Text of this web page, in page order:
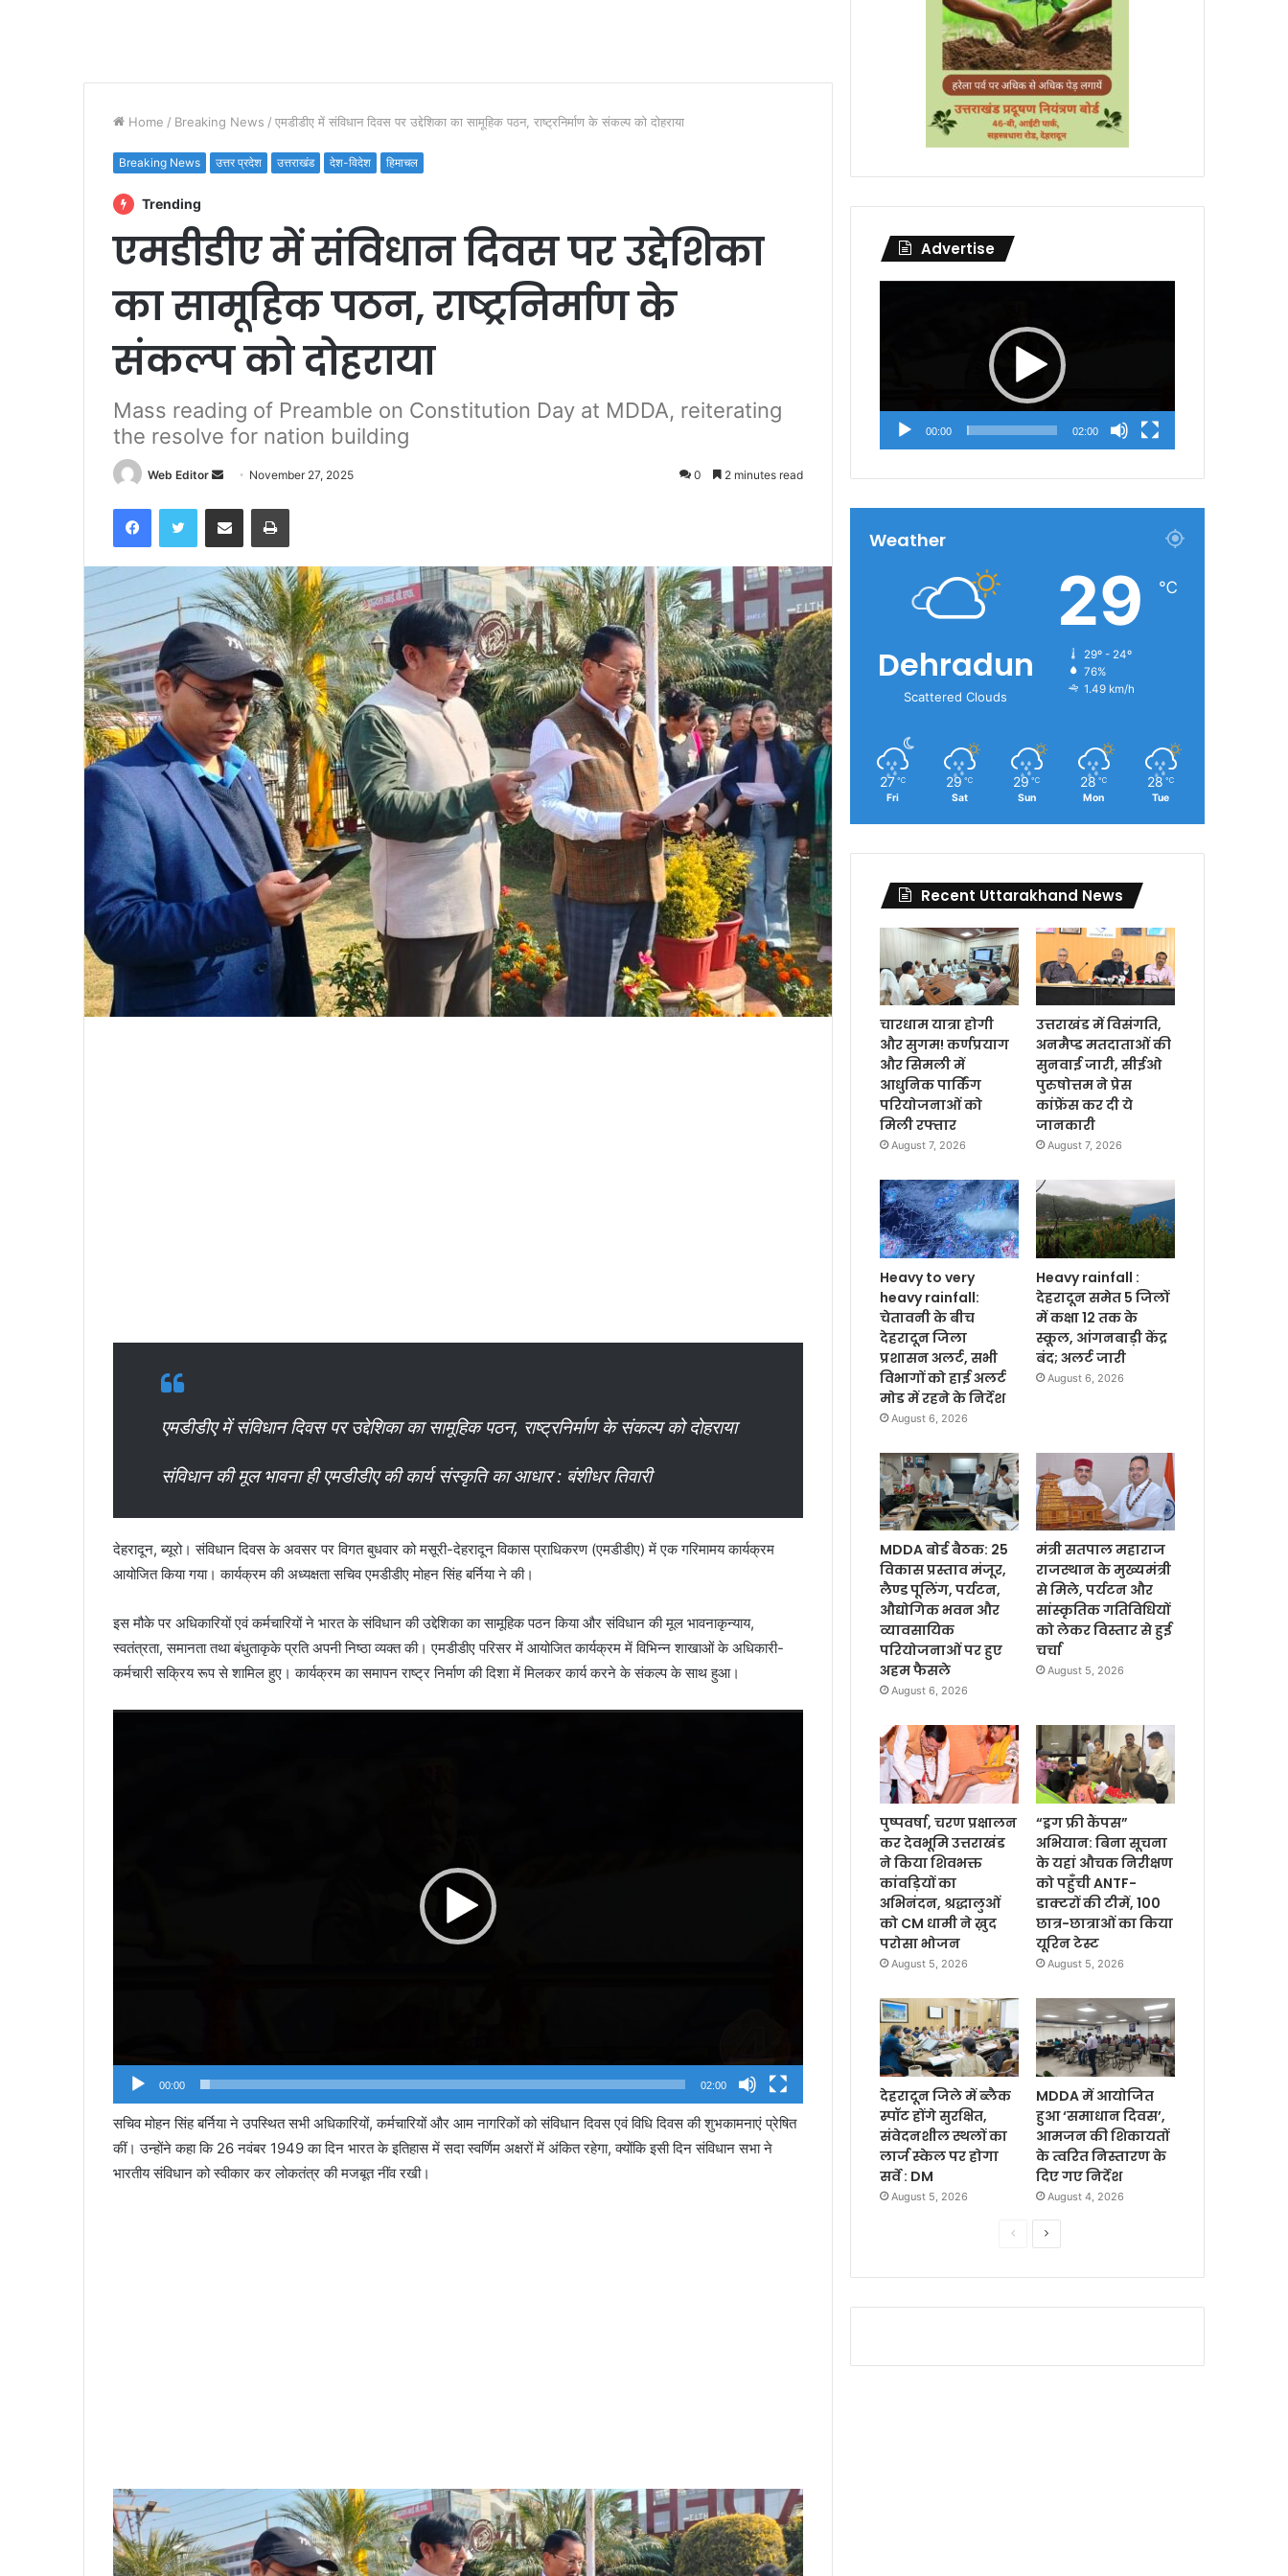
Home / Breaking News / एमडीडीए में संविधान दिवस पर उद्देशिका का सामूहिक पठन, राष्ट्रनिर्माण के संकल्प को दोहराया
Breaking News उत्तर प्रदेश उत्तराखंड देश-विदेश हिमाचल
Trending
एमडीडीए में संविधान दिवस पर उद्देशिका
का सामूहिक पठन, राष्ट्रनिर्माण के
संकल्प को दोहराया
Mass reading of Preamble on Constitution Day at MDDA, reiterating
the resolve for nation building
Web Editor
n
d
a
n
e
m
a
i
l
November 27, 2025 0 2 minutes read
एमडीडीए में संविधान दिवस पर उद्देशिका का सामूहिक पठन, राष्ट्रनिर्माण के संकल्प को दोहराया
संविधान की मूल भावना ही एमडीडीए की कार्य संस्कृति का आधार : बंशीधर तिवारी
देहरादून, ब्यूरो। संविधान दिवस के अवसर पर विगत बुधवार को मसूरी-देहरादून विकास प्राधिकरण (एमडीडीए) में एक गरिमामय कार्यक्रम
आयोजित किया गया। कार्यक्रम की अध्यक्षता सचिव एमडीडीए मोहन सिंह बर्निया ने की।
इस मौके पर अधिकारियों एवं कर्मचारियों ने भारत के संविधान की उद्देशिका का सामूहिक पठन किया और संविधान की मूल भावनाकृन्याय,
स्वतंत्रता, समानता तथा बंधुताकृके प्रति अपनी निष्ठा व्यक्त की। एमडीडीए परिसर में आयोजित कार्यक्रम में विभिन्न शाखाओं के अधिकारी-
कर्मचारी सक्रिय रूप से शामिल हुए। कार्यक्रम का समापन राष्ट्र निर्माण की दिशा में मिलकर कार्य करने के संकल्प के साथ हुआ।
00:00 02:00
सचिव मोहन सिंह बर्निया ने उपस्थित सभी अधिकारियों, कर्मचारियों और आम नागरिकों को संविधान दिवस एवं विधि दिवस की शुभकामनाएं प्रेषित
कीं। उन्होंने कहा कि 26 नवंबर 1949 का दिन भारत के इतिहास में सदा स्वर्णिम अक्षरों में अंकित रहेगा, क्योंकि इसी दिन संविधान सभा ने
भारतीय संविधान को स्वीकार कर लोकतंत्र की मजबूत नींव रखी।
Advertise
00:00 02:00
Weather
Dehradun
Scattered Clouds
29 ℃
29º - 24º
76%
1.49 km/h
27 ℃
Fri
29 ℃
Sat
29 ℃
Sun
28 ℃
Mon
28 ℃
Tue
Recent Uttarakhand News
चारधाम यात्रा होगी
और सुगम! कर्णप्रयाग
और सिमली में
आधुनिक पार्किंग
परियोजनाओं को
मिली रफ्तार
August 7, 2026
उत्तराखंड में विसंगति,
अनमैप्ड मतदाताओं की
सुनवाई जारी, सीईओ
पुरुषोत्तम ने प्रेस
कांफ्रेंस कर दी ये
जानकारी
August 7, 2026
Heavy to very
heavy rainfall:
चेतावनी के बीच
देहरादून जिला
प्रशासन अलर्ट, सभी
विभागों को हाई अलर्ट
मोड में रहने के निर्देश
August 6, 2026
Heavy rainfall :
देहरादून समेत 5 जिलों
में कक्षा 12 तक के
स्कूल, आंगनबाड़ी केंद्र
बंद; अलर्ट जारी
August 6, 2026
MDDA बोर्ड बैठक: 25
विकास प्रस्ताव मंजूर,
लैण्ड पूलिंग, पर्यटन,
औद्योगिक भवन और
व्यावसायिक
परियोजनाओं पर हुए
अहम फैसले
August 6, 2026
मंत्री सतपाल महाराज
राजस्थान के मुख्यमंत्री
से मिले, पर्यटन और
सांस्कृतिक गतिविधियों
को लेकर विस्तार से हुई
चर्चा
August 5, 2026
पुष्पवर्षा, चरण प्रक्षालन
कर देवभूमि उत्तराखंड
ने किया शिवभक्त
कांवड़ियों का
अभिनंदन, श्रद्धालुओं
को CM धामी ने ख़ुद
परोसा भोजन
August 5, 2026
“ड्रग फ्री कैंपस”
अभियान: बिना सूचना
के यहां औचक निरीक्षण
को पहुँची ANTF-
डाक्टरों की टीमें, 100
छात्र-छात्राओं का किया
यूरिन टेस्ट
August 5, 2026
देहरादून जिले में ब्लैक
स्पॉट होंगे सुरक्षित,
संवेदनशील स्थलों का
लार्ज स्केल पर होगा
सर्वे : DM
August 5, 2026
MDDA में आयोजित
हुआ ‘समाधान दिवस’,
आमजन की शिकायतों
के त्वरित निस्तारण के
दिए गए निर्देश
August 4, 2026
o
a